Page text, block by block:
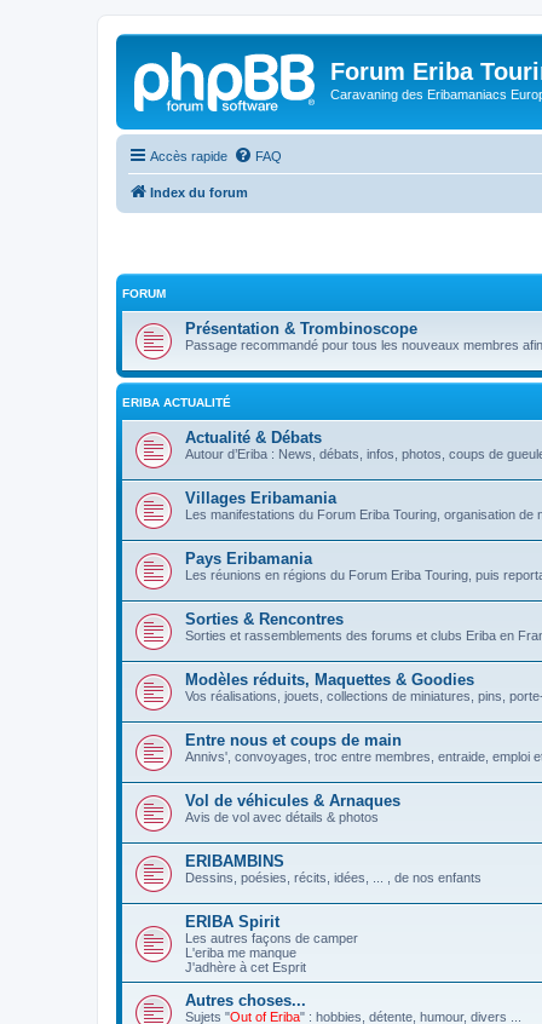
Forum Eriba
Caravaning des Eribamaniacs
Accès rapide FAQ
Index du forum
FORUM
Présentation & Trombinoscope
Passage recommandé pour tous les nouveaux membres
ERIBA ACTUALITÉ
Actualité & Débats
Autour d’Eriba : News, débats, infos, photos, coups de
Villages Eribamania
Les manifestations du Forum Eriba Touring, organisation
Pays Eribamania
Les réunions en régions du Forum Eriba Touring, puis
Sorties & Rencontres
Sorties et rassemblements des forums et clubs Eriba en
Modèles réduits, Maquettes & Goodies
Vos réalisations, jouets, collections de miniatures, pins,
Entre nous et coups de main
Annivs', convoyages, troc entre membres, entraide, emploi et
Vol de véhicules & Arnaques
Avis de vol avec détails & photos
ERIBAMBINS
Dessins, poésies, récits, idées, ... , de nos enfants
ERIBA Spirit
Les autres façons de camper
L'eriba me manque
J'adhère à cet Esprit
Autres choses...
Sujets "Out of Eriba" : hobbies, détente, humour, divers ...